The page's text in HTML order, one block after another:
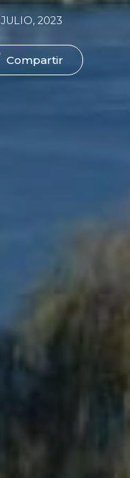
JULIO, 2023
Compartir